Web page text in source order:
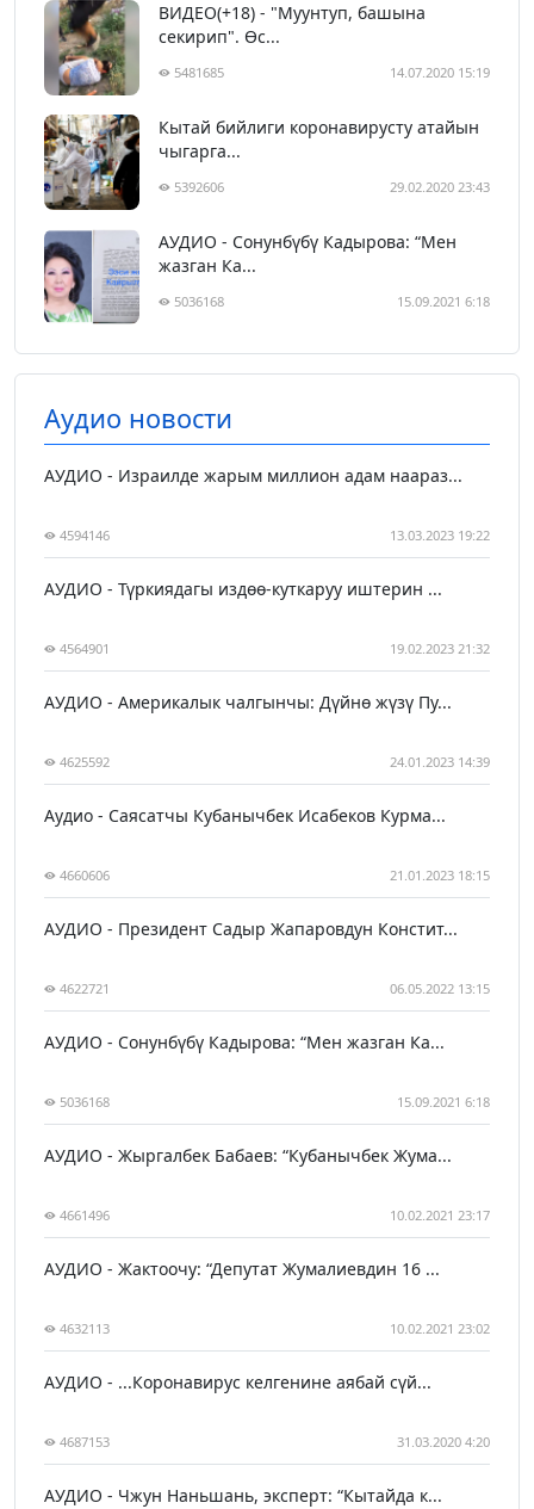
ВИДЕО(+18) - "Муунтуп, башына
секирип". Өс...
5481685 14.07.2020 15:19
Кытай бийлиги коронавирусту атайын
чыгарга...
5392606 29.02.2020 23:43
АУДИО - Сонунбүбү Кадырова: “Мен
жазган Ка...
5036168 15.09.2021 6:18
Аудио новости
АУДИО - Израилде жарым миллион адам наараз...
4594146 13.03.2023 19:22
АУДИО - Түркиядагы издөө-куткаруу иштерин ...
4564901 19.02.2023 21:32
АУДИО - Америкалык чалгынчы: Дүйнө жүзү Пу...
4625592 24.01.2023 14:39
Аудио - Саясатчы Кубанычбек Исабеков Курма...
4660606 21.01.2023 18:15
АУДИО - Президент Садыр Жапаровдун Констит...
4622721 06.05.2022 13:15
АУДИО - Сонунбүбү Кадырова: “Мен жазган Ка...
5036168 15.09.2021 6:18
АУДИО - Жыргалбек Бабаев: “Кубанычбек Жума...
4661496 10.02.2021 23:17
АУДИО - Жактоочу: “Депутат Жумалиевдин 16 ...
4632113 10.02.2021 23:02
АУДИО - ...Коронавирус келгенине аябай сүй...
4687153 31.03.2020 4:20
АУДИО - Чжун Наньшань, эксперт: “Кытайда к...